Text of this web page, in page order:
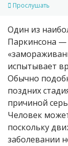
Прослушать
Один из
Паркинсона —
испытывает
Обычно
поздних
причиной
Человек
поскольку
заболевании